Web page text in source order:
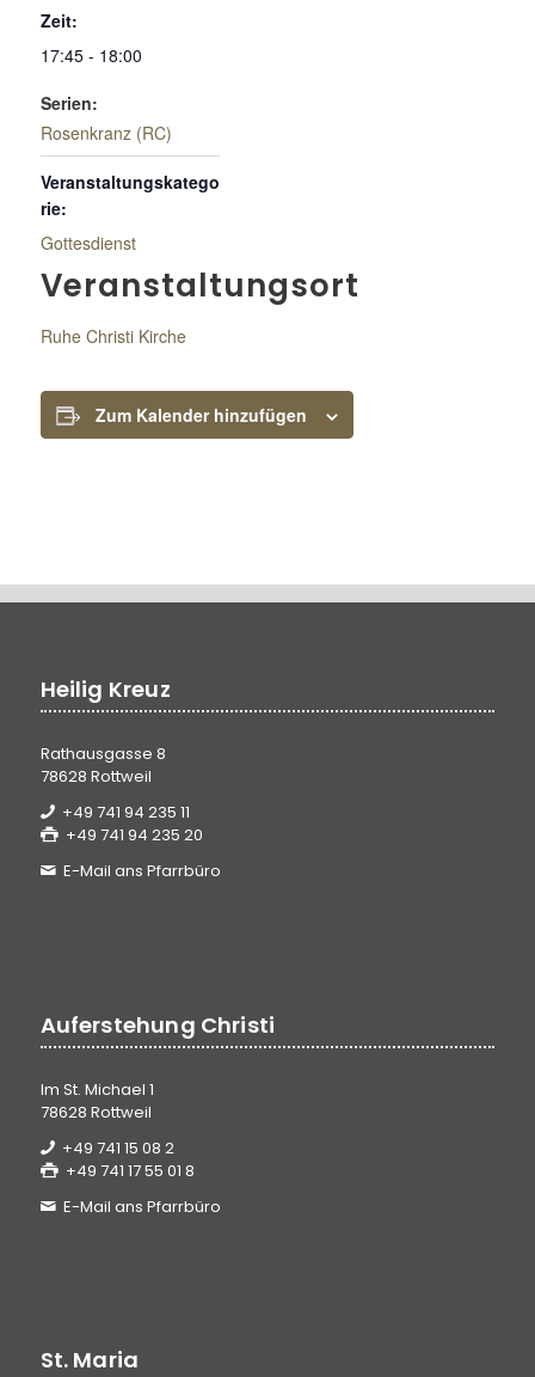
Zeit:
17:45 - 18:00
Serien:
Rosenkranz (RC)
Veranstaltungskatego
rie:
Gottesdienst
Veranstaltungsort
Ruhe Christi Kirche
Zum Kalender hinzufügen
Heilig Kreuz
Rathausgasse 8
78628 Rottweil
+49 741 94 235 11
+49 741 94 235 20
E-Mail ans Pfarrbüro
Auferstehung Christi
Im St. Michael 1
78628 Rottweil
+49 741 15 08 2
+49 741 17 55 01 8
E-Mail ans Pfarrbüro
St. Maria